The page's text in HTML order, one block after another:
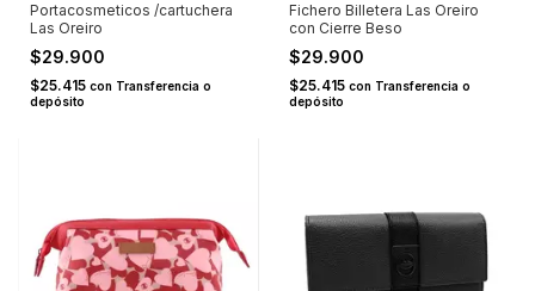
Portacosmeticos /cartuchera
Las Oreiro
$29.900
$25.415 con Transferencia o
depósito
Fichero Billetera Las Oreiro
con Cierre Beso
$29.900
$25.415 con Transferencia o
depósito